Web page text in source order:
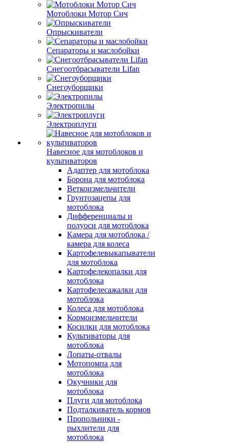
Мотоблоки Мотор Сич
Опрыскиватели
Сепараторы и маслобойки
Снегоотбрасыватели Lifan
Снегоуборщики
Электропилы
Электроплуги
Навесное для мотоблоков и
культиваторов
Адаптер для мотоблока
Борона для мотоблока
Веткоизмельчители
Грунтозацепы для
мотоблока
Дифференциалы и
полуоси для мотоблока
Камера для мотоблока /
камера для колеса
Картофелевыкапыватели
для мотоблока
Картофелекопалки для
мотоблока
Картофелесажалки для
мотоблока
Колеса для мотоблока
Кормоизмельчители
Косилки для мотоблока
Культиваторы для
мотоблока
Лопаты-отвалы
Мотопомпа для
мотоблока
Окучники для
мотоблока
Плуги для мотоблока
Подталкиватель кормов
Пропольники -
рыхлители для
мотоблока